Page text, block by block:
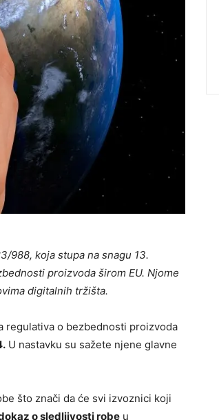
988, koja stupa na snagu 13.
proizvoda širom EU. Njome
digitalnih tržišta.
regulativa o bezbednosti proizvoda
U nastavku su sažete njene glavne
što znači da će svi izvoznici koji
o sledljivosti robeu